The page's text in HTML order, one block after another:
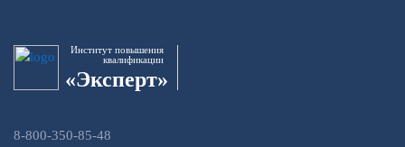
Институт повышения
квалификации
«Эксперт»
8-800-350-85-48